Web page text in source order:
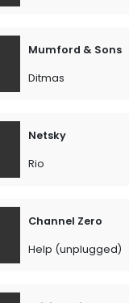
Mumford & Sons
Ditmas
Netsky
Rio
Channel Zero
Help (unplugged)